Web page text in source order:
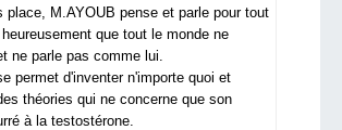
place, M.AYOUB pense et parle pour tout
que tout le monde ne
ne parle pas comme lui.
permet d'inventer n'importe quoi et
théories qui ne concerne que son
à la testostérone.